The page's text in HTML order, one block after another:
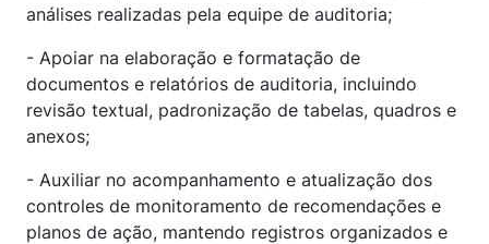
análises realizadas pela equipe de auditoria;
- Apoiar na elaboração e formatação de
documentos e relatórios de auditoria, incluindo
revisão textual, padronização de tabelas, quadros e
anexos;
- Auxiliar no acompanhamento e atualização dos
controles de monitoramento de recomendações e
planos de ação, mantendo registros organizados e